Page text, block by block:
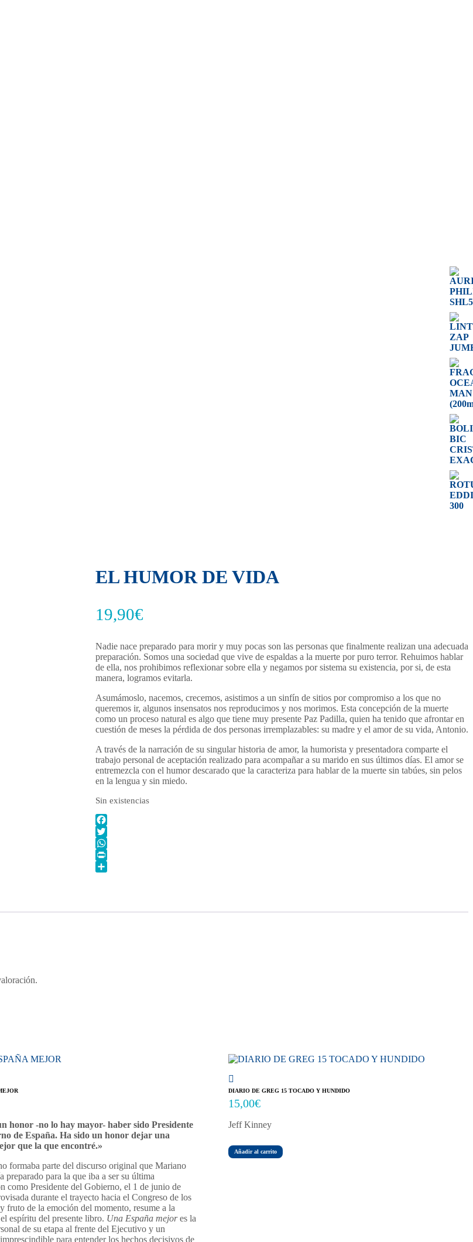
EL HUMOR DE VIDA
19,90€
Nadie nace preparado para morir y muy pocas son las personas que finalmente realizan una adecuada
preparación. Somos una sociedad que vive de espaldas a la muerte por puro terror. Rehuimos hablar
de ella, nos prohibimos reflexionar sobre ella y negamos por sistema su existencia, por si, de esta
manera, logramos evitarla.
Asumámoslo, nacemos, crecemos, asistimos a un sinfín de sitios por compromiso a los que no
queremos ir, algunos insensatos nos reproducimos y nos morimos. Esta concepción de la muerte
como un proceso natural es algo que tiene muy presente Paz Padilla, quien ha tenido que afrontar en
cuestión de meses la pérdida de dos personas irremplazables: su madre y el amor de su vida, Antonio.
A través de la narración de su singular historia de amor, la humorista y presentadora comparte el
trabajo personal de aceptación realizado para acompañar a su marido en sus últimos días. El amor se
entremezcla con el humor descarado que la caracteriza para hablar de la muerte sin tabúes, sin pelos
en la lengua y sin miedo.
Sin existencias
Facebook
Twitter
WhatsApp
Print
honor -no lo hay mayor- haber sido Presidente
de España. Ha sido un honor dejar una
que la que encontré.»
formaba parte del discurso original que Mariano
preparado para la que iba a ser su última
como Presidente del Gobierno, el 1 de junio de
durante el trayecto hacia el Congreso de los
fruto de la emoción del momento, resume a la
espíritu del presente libro. Una España mejores la
de su etapa al frente del Ejecutivo y un
para entender los hechos decisivos de
DIARIO DE GREG 15 TOCADO Y HUNDIDO
15,00€
Jeff Kinney
Añadir al carrito